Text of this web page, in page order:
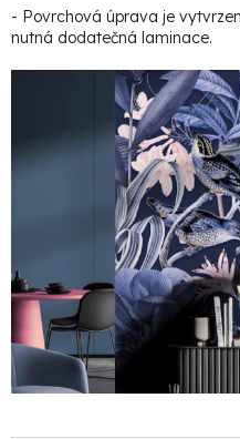
- Povrchová úprava je
nutná dodatečná laminace.